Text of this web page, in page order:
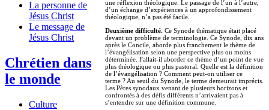
La personne de
Jésus Christ
Le message de
Jésus Christ
Chrétien dans
le monde
Culture
une réflexion théologique. Le passage de l’un à l’autre,
d’un échange d’expériences à un approfondissement
théologique, n’a pas été facile.
Deuxième difficulté. Ce Synode thématique était placé
devant un problème de terminologie. Ce Synode, dix ans
après le Concile, aborde plus franchement le thème de
l’évangélisation selon une perspective plus ou moins
déterminée. Fallait-il aborder ce thème d’un point de vue
plus théologique ou plus pastoral. Quelle est la définition
de l’évangélisation ? Comment peut-on utiliser ce
terme ? Au seuil du Synode, le terme demeurait imprécis.
Les Pères synodaux venant de plusieurs horizons et
confrontés à des défis différents n’arrivaient pas à
s’entendre sur une définition commune.